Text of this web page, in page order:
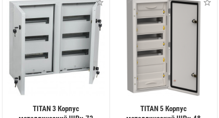
TITAN 3 Корпус
TITAN 5 Корпус